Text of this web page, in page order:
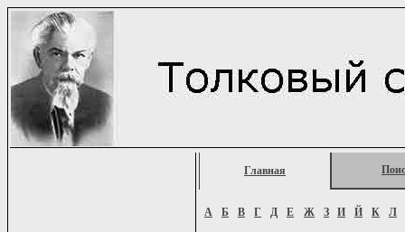
Главная
А Б В Г Д Е Ж З И Й К Л